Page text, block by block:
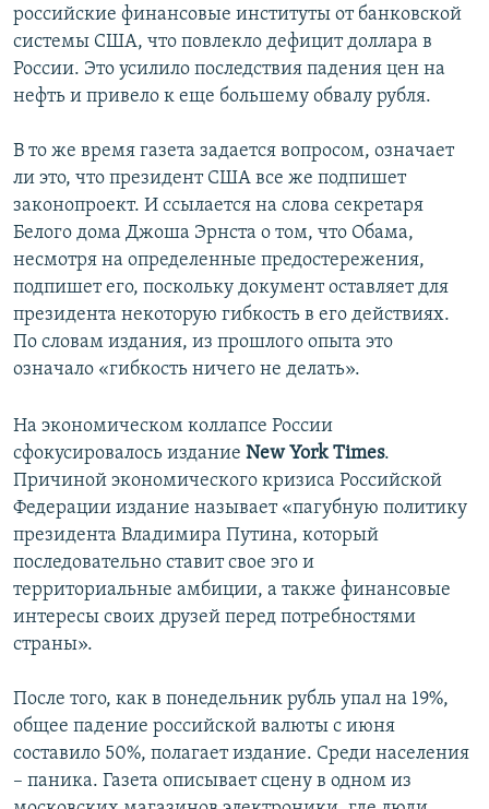
российские финансовые институты от банковской
системы США, что повлекло дефицит доллара в
России. Это усилило последствия падения цен на
нефть и привело к еще большему обвалу рубля.
В то же время газета задается вопросом, означает
ли это, что президент США все же подпишет
законопроект. И ссылается на слова секретаря
Белого дома Джоша Эрнста о том, что Обама,
несмотря на определенные предостережения,
подпишет его, поскольку документ оставляет для
президента некоторую гибкость в его действиях.
По словам издания, из прошлого опыта это
означало «гибкость ничего не делать».
На экономическом коллапсе России
сфокусировалось издание New York Times.
Причиной экономического кризиса Российской
Федерации издание называет «пагубную политику
президента Владимира Путина, который
последовательно ставит свое эго и
территориальные амбиции, а также финансовые
интересы своих друзей перед потребностями
страны».
После того, как в понедельник рубль упал на 19%,
общее падение российской валюты с июня
составило 50%, полагает издание. Среди населения
– паника. Газета описывает сцену в одном из